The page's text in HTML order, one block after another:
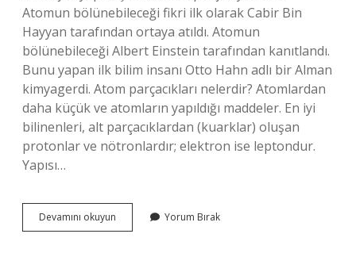
Atomun bölünebileceği fikri ilk olarak Cabir Bin
Hayyan tarafından ortaya atıldı. Atomun
bölünebileceği Albert Einstein tarafından kanıtlandı.
Bunu yapan ilk bilim insanı Otto Hahn adlı bir Alman
kimyagerdi. Atom parçacıkları nelerdir? Atomlardan
daha küçük ve atomların yapıldığı maddeler. En iyi
bilinenleri, alt parçacıklardan (kuarklar) oluşan
protonlar ve nötronlardır; elektron ise leptondur.
Yapısı…
Devamını okuyun
Parçasına
Yorum Bırak